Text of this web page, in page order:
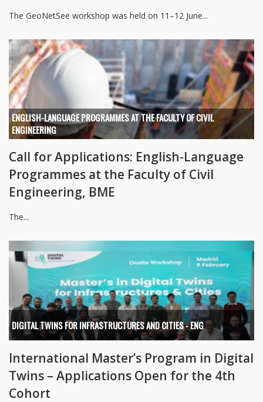
The GeoNetSee workshop was held on 11–12 June...
ENGLISH-LANGUAGE PROGRAMMES AT THE FACULTY OF CIVIL
ENGINEERING
Call for Applications: English-Language
Programmes at the Faculty of Civil
Engineering, BME
The...
DIGITAL TWINS FOR INFRASTRUCTURES AND CITIES - ENG
International Master’s Program in Digital
Twins – Applications Open for the 4th
Cohort